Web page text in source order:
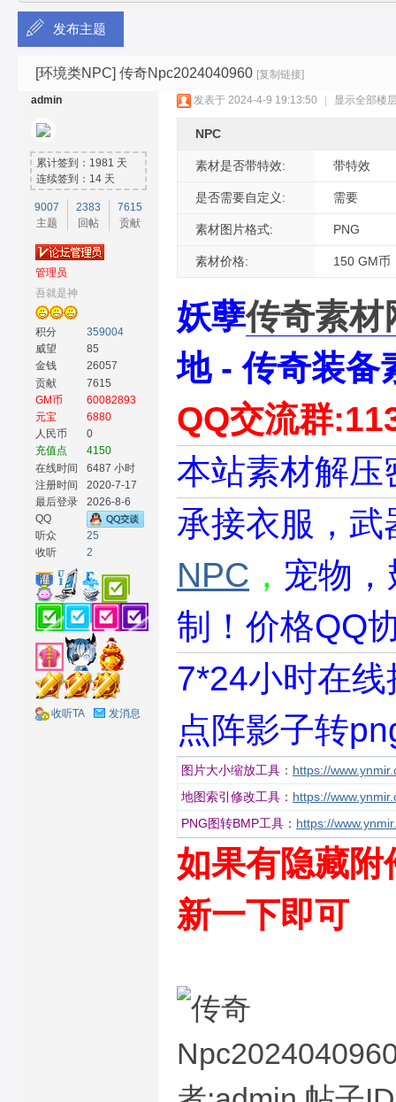
传
发布主题
[环境类NPC] 传奇Npc2024040960 [复制链接]
admin
累计签到：1981 天
连续签到：14 天
9007
主题
2383
回帖
7615
贡献
管理员
吾就是神
积分
359004
威望
85
金钱
26057
贡献
7615
GM币
60082893
元宝
6880
人民币
0
充值点
4150
在线时间
6487 小时
注册时间
2020-7-17
最后登录
2026-8-6
QQ
听众
25
收听
2
收听TA 发消息
发表于 2024-4-9 19:13:50 显示全部楼
NPC
素材是否带特效: 带特效
是否需要自定义: 需要
素材图片格式: PNG
素材价格: 150 GM币
妖孽传奇素材
地 - 传奇装备
QQ交流群
本站素材解
承接衣服，
NPC ， 宠物
制！价格QQ
7*24小时在
点阵影子转
图片大小缩放工具 ： https://
地图索引修改工具： https://
PNG图转BMP工具： https://
如果有隐藏
新一下即可